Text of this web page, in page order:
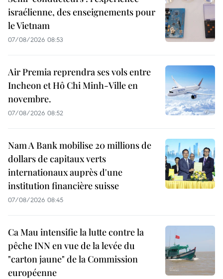
israélienne, des enseignements pour
le Vietnam
07/08/2026 08:53
Air Premia reprendra ses vols entre
Incheon et Hô Chi Minh-Ville en
novembre.
07/08/2026 08:52
Nam A Bank mobilise 20 millions de
dollars de capitaux verts
internationaux auprès d'une
institution financière suisse
07/08/2026 08:45
Ca Mau intensifie la lutte contre la
pêche INN en vue de la levée du
"carton jaune" de la Commission
européenne